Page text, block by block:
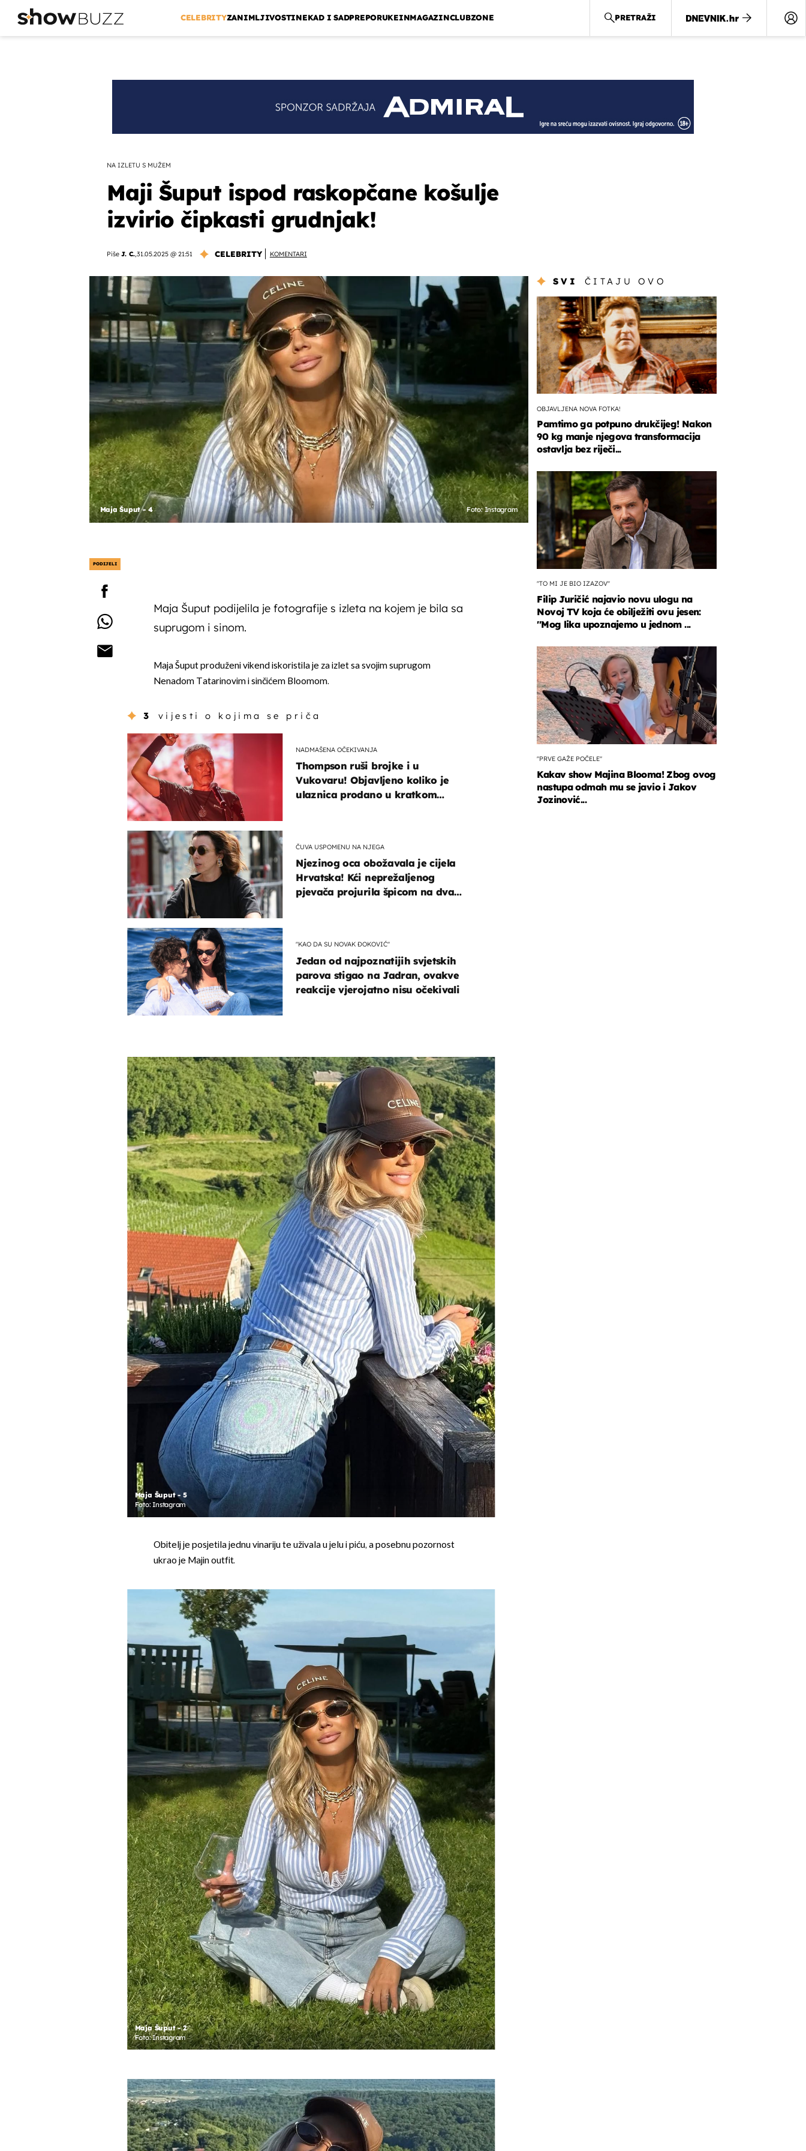
CELEBRITYZANIMLJIVOSTINEKAD I SADPREPORUKEINMAGAZINCLUBZONE PRETRAŽI
NA IZLETU S MUŽEM
Maji Šuput ispod raskopčane košulje
izvirio čipkasti grudnjak!
Piše J. C.,31.05.2025 @ 21:51 CELEBRITY KOMENTARI
Maja Šuput - 4 Foto: Instagram
PODIJELI
Maja Šuput podijelila je fotografije s izleta na kojem je bila sa
suprugom i sinom.
Maja Šuput produženi vikend iskoristila je za izlet sa svojim suprugom
Nenadom Tatarinovim i sinčićem Bloomom.
3 vijesti o kojima se priča
NADMAŠENA OČEKIVANJA
Thompson ruši brojke i u
Vukovaru! Objavljeno koliko je
ulaznica prodano u kratkom
ČUVA USPOMENU NA NJEGA
Njezinog oca obožavala je cijela
Hrvatska! Kći neprežaljenog
pjevača projurila špicom na dva
"KAO DA SU NOVAK ĐOKOVIĆ"
Jedan od najpoznatijih svjetskih
parova stigao na Jadran, ovakve
reakcije vjerojatno nisu očekivali
Maja Šuput - 5
Foto: Instagram
Obitelj je posjetila jednu vinariju te uživala u jelu i piću, a posebnu pozornost
ukrao je Majin outfit.
Maja Šuput - 2
Foto: Instagram
SVI ČITAJU OVO
OBJAVLJENA NOVA FOTKA!
Pamtimo ga potpuno drukčijeg! Nakon
90 kg manje njegova transformacija
ostavlja bez riječi...
''TO MI JE BIO IZAZOV''
Filip Juričić najavio novu ulogu na
Novoj TV koja će obilježiti ovu jesen:
''Mog lika upoznajemo u jednom ...
"PRVE GAŽE POČELE"
Kakav show Majina Blooma! Zbog ovog
nastupa odmah mu se javio i Jakov
Jozinović...
OMOGUĆI OBAVIJESTI